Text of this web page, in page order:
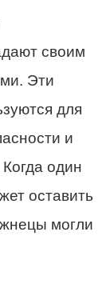
своим
Эти
для
и
один
оставить
могли